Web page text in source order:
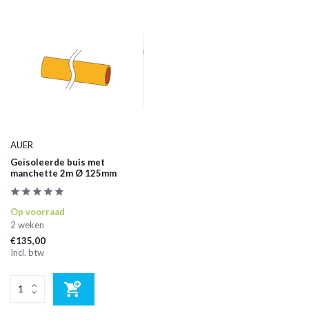
AUER
Geïsoleerde buis met
manchette 2m Ø 125mm
Op voorraad
2 weken
€135,00
Incl. btw